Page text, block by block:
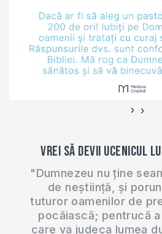
‹ ›
Vrei să devii ucenicul
"Dumnezeu nu ține
de neștiință, și
tuturor oamenilor de
pocăiască; pentrucă
care va judeca lumea